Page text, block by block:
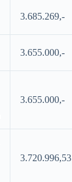
3.685.269,-
3.655.000,-
3.655.000,-
3.720.996,53